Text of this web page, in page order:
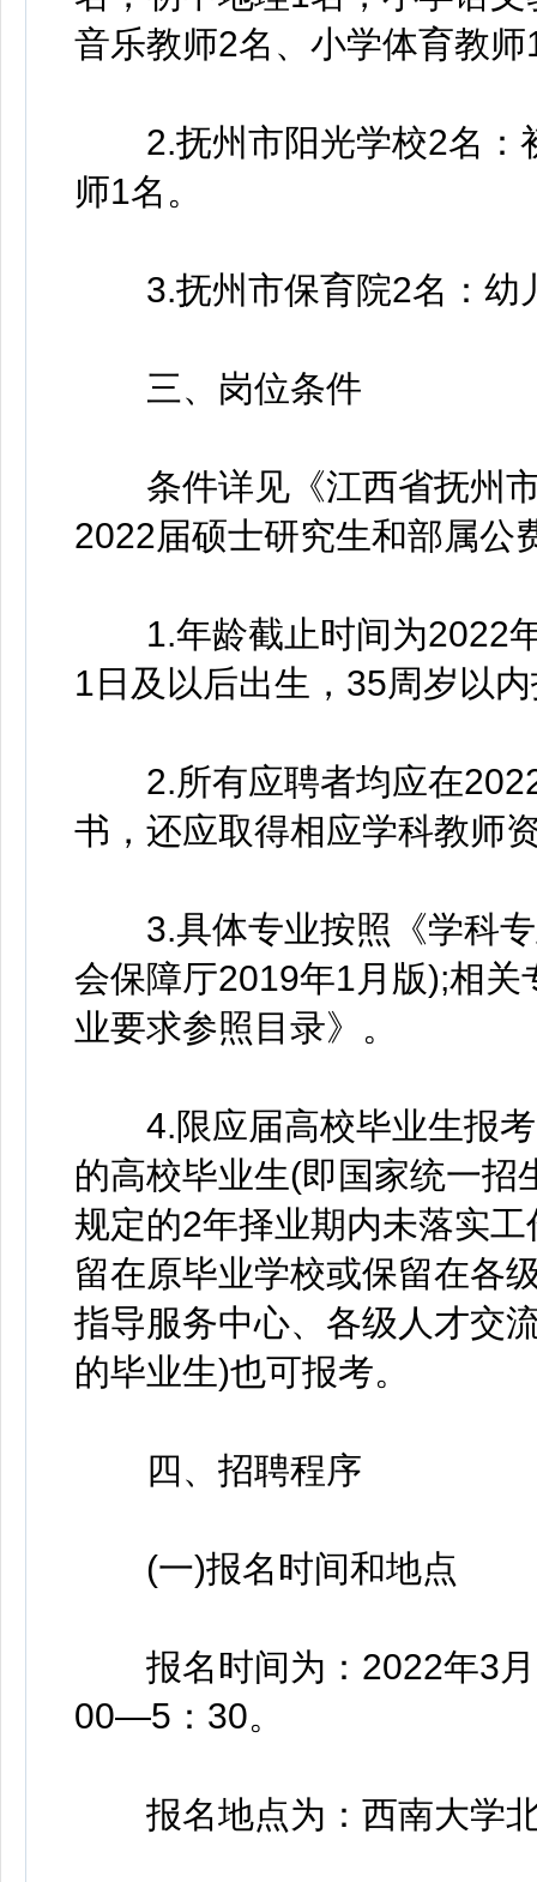
音乐教师2名、小学体育教师
2.抚州市阳光学校2名：
师1名。
3.抚州市保育院2名：幼
三、岗位条件
条件详见《江西省抚州市
2022届硕士研究生和部属公
1.年龄截止时间为2022年
1日及以后出生，35周岁以
2.所有应聘者均应在2022
书，还应取得相应学科教师
3.具体专业按照《学科专
会保障厅2019年1月版);相
业要求参照目录》。
4.限应届高校毕业生报考
的高校毕业生(即国家统一招
规定的2年择业期内未落实
留在原毕业学校或保留在各
指导服务中心、各级人才交
的毕业生)也可报考。
四、招聘程序
(一)报名时间和地点
报名时间为：2022年3月
00—5：30。
报名地点为：西南大学北